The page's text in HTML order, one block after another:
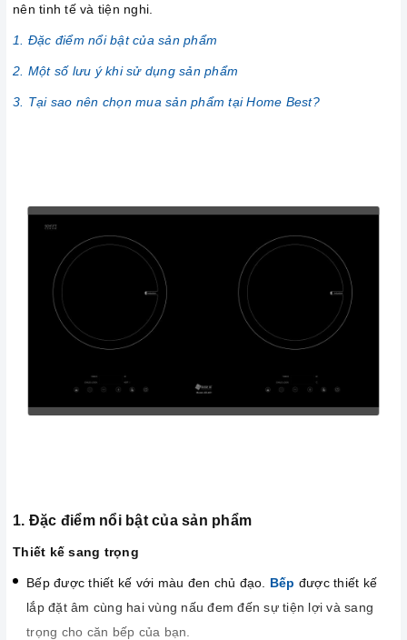
nên tinh tế và tiện nghi.
1. Đặc điểm nổi bật của sản phẩm
2. Một số lưu ý khi sử dụng sản phẩm
3. Tại sao nên chọn mua sản phẩm tại Home Best?
1. Đặc điểm nổi bật của sản phẩm
Thiết kế sang trọng
Bếp được thiết kế với màu đen chủ đạo. Bếp được thiết kế
lắp đặt âm cùng hai vùng nấu đem đến sự tiện lợi và sang
trọng cho căn bếp của bạn.